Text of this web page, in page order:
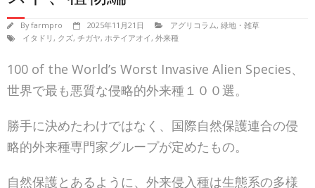
Byfarmpro 2025年11月21日 アグリコラム, 緑地・雑草
イタドリ , クズ, チガヤ, ホテイアオイ, 外来種
100 of the World’s Worst Invasive Alien Species、
世界で最も悪質な侵略的外来種１００選。
勝手に決めたわけではなく、国際自然保護連合の侵
略的外来種専門家グループが定めたもの。
自然保護とあるように、外来侵入種は生態系の多様